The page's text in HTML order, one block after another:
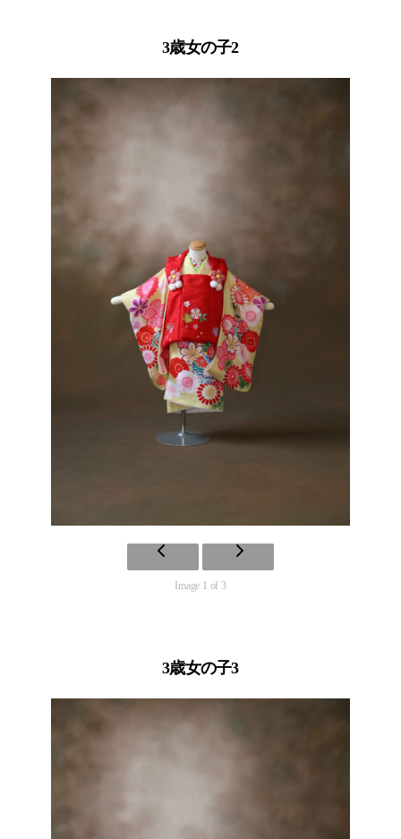
3歳女の子2
Image 1 of 3
3歳女の子3